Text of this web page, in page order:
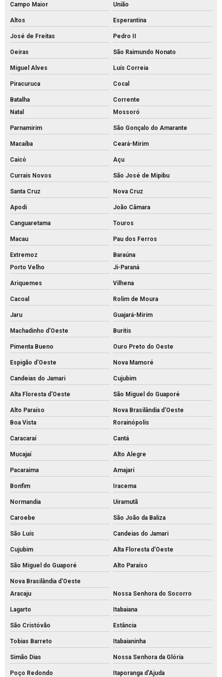
Campo Maior União
Altos Esperantina
José de Freitas Pedro II
Oeiras São Raimundo Nonato
Miguel Alves Luís Correia
Piracuruca Cocal
Batalha
Corrente
Natal
Mossoró
Parnamirim São Gonçalo do Amarante
Macaíba Ceará-Mirim
Caicó Açu
Currais Novos São José de Mipibu
Santa Cruz Nova Cruz
Apodi João Câmara
Canguaretama Touros
Macau Pau dos Ferros
Extremoz
Baraúna
Porto Velho
Ji-Paraná
Ariquemes Vilhena
Cacoal Rolim de Moura
Jaru Guajará-Mirim
Machadinho d'Oeste Buritis
Pimenta Bueno Ouro Preto do Oeste
Espigão d'Oeste Nova Mamoré
Candeias do Jamari Cujubim
Alta Floresta d'Oeste São Miguel do Guaporé
Alto Paraíso
Nova Brasilândia d'Oeste
Boa Vista
Rorainópolis
Caracaraí Cantá
Mucajaí Alto Alegre
Pacaraima Amajari
Bonfim Iracema
Normandia Uiramutã
Caroebe São João da Baliza
São Luís Candeias do Jamari
Cujubim Alta Floresta d'Oeste
São Miguel do Guaporé Alto Paraíso
Nova Brasilândia d'Oeste
Aracaju
Nossa Senhora do Socorro
Lagarto Itabaiana
São Cristóvão Estância
Tobias Barreto Itabaianinha
Simão Dias Nossa Senhora da Glória
Poço Redondo Itaporanga d'Ajuda